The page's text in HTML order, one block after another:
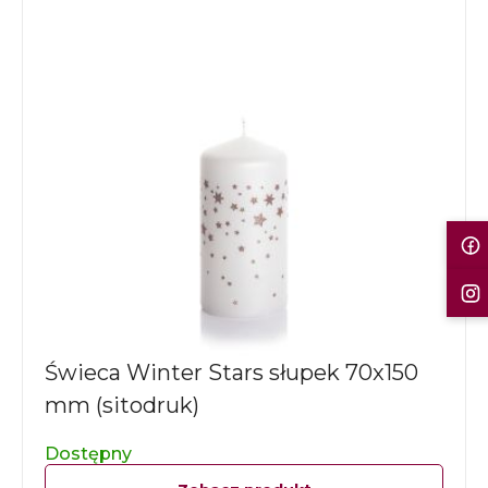
Świeca Winter Stars słupek 70x150
mm (sitodruk)
Dostępny